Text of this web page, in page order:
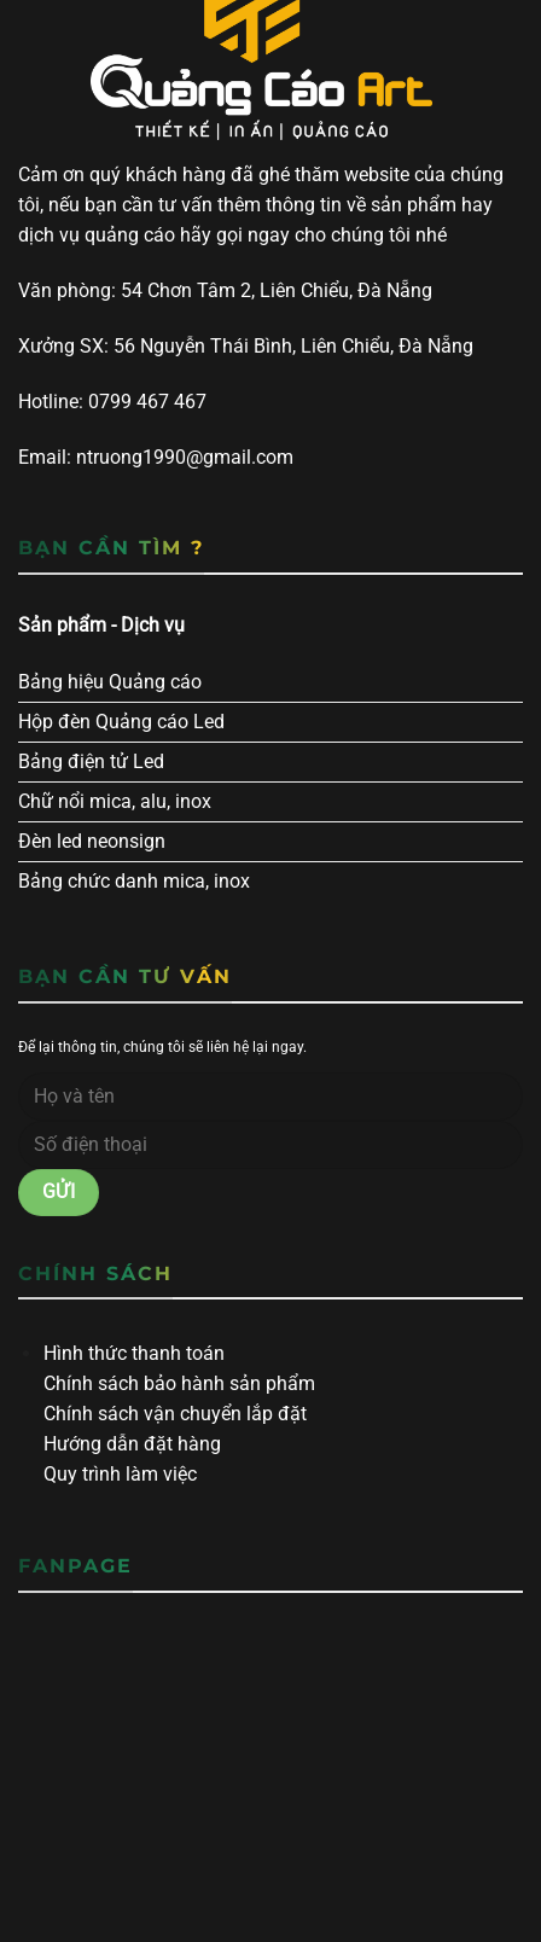
Cảm ơn quý khách hàng đã ghé thăm website của chúng
tôi, nếu bạn cần tư vấn thêm thông tin về sản phẩm hay
dịch vụ quảng cáo hãy gọi ngay cho chúng tôi nhé
Văn phòng: 54 Chơn Tâm 2, Liên Chiểu, Đà Nẵng
Xưởng SX: 56 Nguyễn Thái Bình, Liên Chiểu, Đà Nẵng
Hotline: 0799 467 467
Email: ntruong1990@gmail.com
BẠN CẦN TÌM ?
Sản phẩm - Dịch vụ
Bảng hiệu Quảng cáo
Hộp đèn Quảng cáo Led
Bảng điện tử Led
Chữ nổi mica, alu, inox
Đèn led neonsign
Bảng chức danh mica, inox
BẠN CẦN TƯ VẤN
Để lại thông tin, chúng tôi sẽ liên hệ lại ngay.
CHÍNH SÁCH
Hình thức thanh toán
Chính sách bảo hành sản phẩm
Chính sách vận chuyển lắp đặt
Hướng dẫn đặt hàng
Quy trình làm việc
FANPAGE